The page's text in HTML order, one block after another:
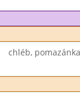
chléb,